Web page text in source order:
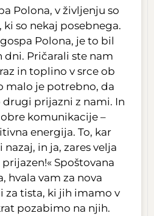
Polona, v življenju so
ki so nekaj posebnega.
Polona, je to bil
dni. Pričarali ste nam
in toplino v srce ob
malo je potrebno, da
prijazni z nami. In
komunikacije –
energija. To, kar
in ja, zares velja
Spoštovana
hvala vam za nova
za tista, ki jih imamo v
pozabimo na njih.